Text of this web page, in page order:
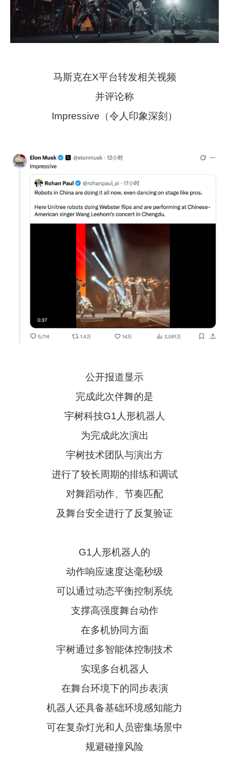
马斯克在X平台转发相关视频
并评论称
Impressive（令人印象深刻）
公开报道显示
完成此次伴舞的是
宇树科技G1人形机器人
为完成此次演出
宇树技术团队与演出方
进行了较长周期的排练和调试
对舞蹈动作、节奏匹配
及舞台安全进行了反复验证
G1人形机器人的
动作响应速度达毫秒级
可以通过动态平衡控制系统
支撑高强度舞台动作
在多机协同方面
宇树通过多智能体控制技术
实现多台机器人
在舞台环境下的同步表演
机器人还具备基础环境感知能力
可在复杂灯光和人员密集场景中
规避碰撞风险